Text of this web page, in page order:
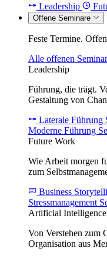
Leadership
Offene Seminare
Feste Termine.
Alle offenen
Leadership
Führung, die trägt.
Gestaltung von
Laterale Führung
Moderne Führung
Future Work
Wie Arbeit morgen
zum
Business
Stressmanagement
Artificial Intelligence
Von Verstehen zum
Organisation aus